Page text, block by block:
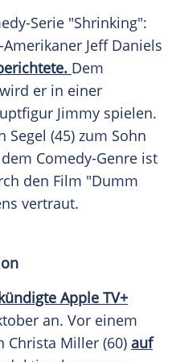
Serie "Shrinking":
Jeff Daniels
Dem
er in einer
Jimmy spielen.
Segel (45) zum Sohn
Comedy-Genre ist
den Film "Dumm
vertraut.
Apple TV+
an. Vor einem
Christa Miller (60) auf